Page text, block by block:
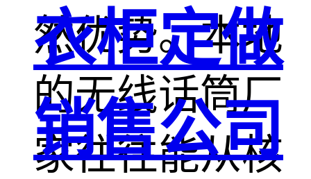
然优势。本地
的无线话筒厂
家往往能从核
衣柜定做
销售公司